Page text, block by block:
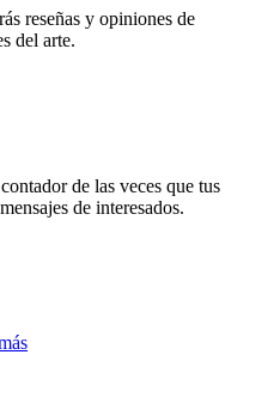
reseñas y opiniones de
del arte.
de las veces que tus
de interesados.